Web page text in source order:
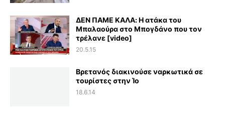
ΔΕΝ ΠΑΜΕ ΚΑΛΑ: Η ατάκα του
Μπαλαούρα στο Μπογδάνο που τον
τρέλανε [video]
20.5.15
Βρετανός διακινούσε ναρκωτικά σε
τουρίστες στην Ίο
18.6.14